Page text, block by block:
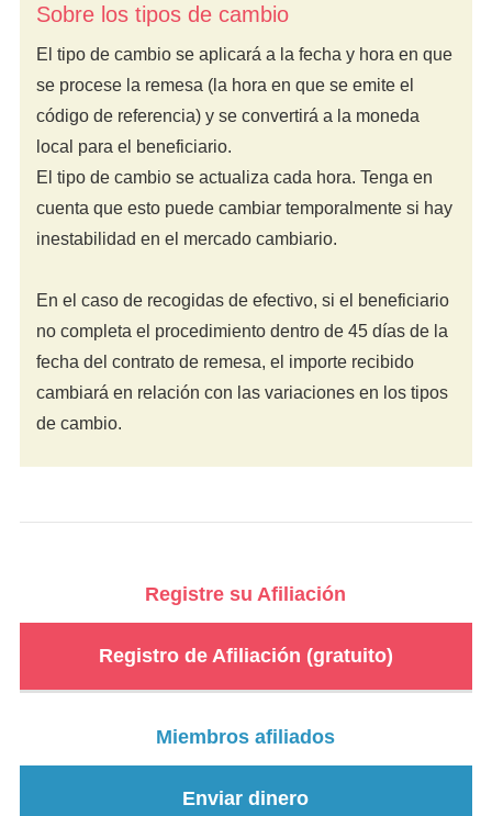
Sobre los tipos de cambio
El tipo de cambio se aplicará a la fecha y hora en que
se procese la remesa (la hora en que se emite el
código de referencia) y se convertirá a la moneda
local para el beneficiario.
El tipo de cambio se actualiza cada hora. Tenga en
cuenta que esto puede cambiar temporalmente si hay
inestabilidad en el mercado cambiario.
En el caso de recogidas de efectivo, si el beneficiario
no completa el procedimiento dentro de 45 días de la
fecha del contrato de remesa, el importe recibido
cambiará en relación con las variaciones en los tipos
de cambio.
Registre su Afiliación
Registro de Afiliación (gratuito)
Miembros afiliados
Enviar dinero